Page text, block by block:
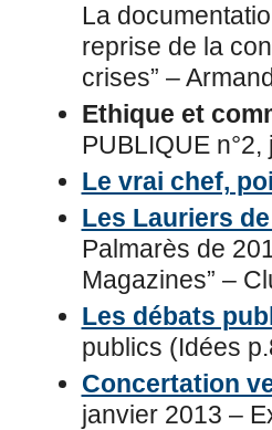
La
reprise de la
crises” –
Ethique et
PUBLIQUE n°2,
Le vrai chef,
Les Lauriers
Palmarès de
Magazines” –
Les débats
publics (Idées
Concertation
janvier 2013 –